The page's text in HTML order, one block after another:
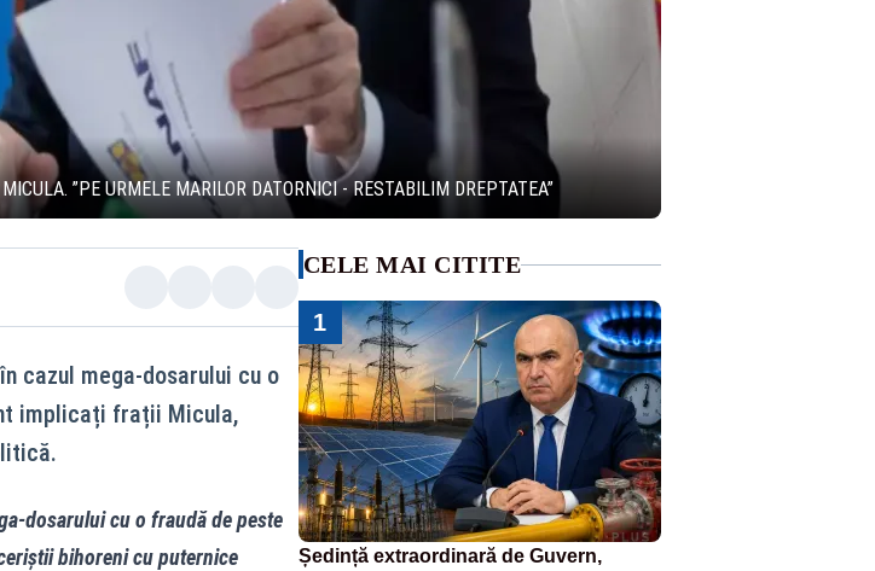
”PE URMELE MARILOR DATORNICI - RESTABILIM DREPTATEA”
cazul mega-dosarului cu o
implicați frații Micula,
dosarului cu o fraudă de peste
bihoreni cu puternice
CELE MAI CITITE
1
Ședință extraordinară de Guvern,